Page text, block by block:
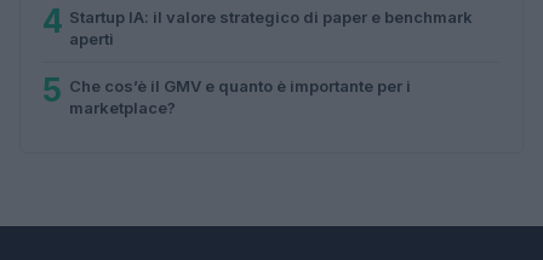
4 Startup IA: il valore strategico di paper e benchmark
aperti
5 Che cos’è il GMV e quanto è importante per i
marketplace?